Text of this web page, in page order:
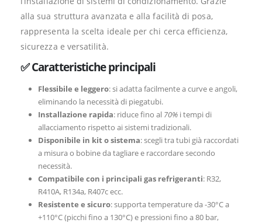
alla sua struttura avanzata e alla facilità di posa,
rappresenta la scelta ideale per chi cerca efficienza,
sicurezza e versatilità.
✅ Caratteristiche principali
Flessibile e leggero: si adatta facilmente a curve e angoli,
eliminando la necessità di piegatubi.
Installazione rapida: riduce fino al 70%i tempi di
allacciamento rispetto ai sistemi tradizionali.
Disponibile in kit o sistema: scegli tra tubi già raccordati
a misura o bobine da tagliare e raccordare secondo
necessità.
Compatibile con i principali gas refrigeranti: R32,
R410A, R134a, R407c ecc.
Resistente e sicuro: supporta temperature da -30°C a
+110°C (picchi fino a 130°C) e pressioni fino a 80 bar,